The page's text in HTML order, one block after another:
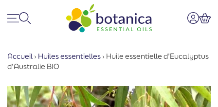
Accueil › Huiles essentielles › Huile essentielle d’Eucalyptus
d’Australie BIO